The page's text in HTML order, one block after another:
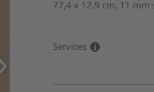
77,4 x 12,9 cm, 11 mm
Services